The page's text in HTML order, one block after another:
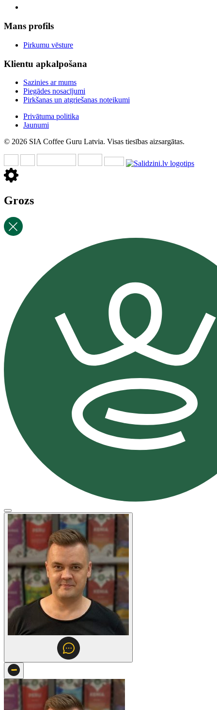
Mans profils
Pirkumu vēsture
Klientu apkalpošana
Sazinies ar mums
Piegādes nosacījumi
Pirkšanas un atgriešanas noteikumi
Privātuma politika
Jaunumi
© 2026 SIA Coffee Guru Latvia. Visas tiesības aizsargātas.
Grozs